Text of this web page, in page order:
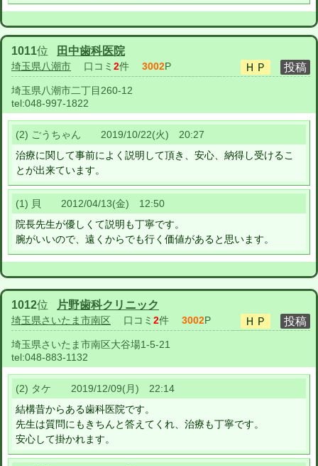
1011位 田中歯科医院
埼玉県八潮市 口コミ 2件 3002P
埼玉県八潮市二丁目260-12
tel:048-997-1822
(2) ごうちゃん 2019/10/22(火) 20:27
治療に関して事前によく説明して頂き、安心、納得し受けるこ
とが出来ています。
(1) 貝 2012/04/13(金) 12:50
院長先生が優しくて説明も丁寧です。
腕がいいので、遠くからでも行く価値があると思います。
1012位 片野歯科クリニック
埼玉県さいたま市南区 口コミ 2件 3002P
埼玉県さいたま市南区大谷場1-5-21
tel:048-883-1132
(2) タケ 2019/12/09(月) 22:14
結構昔からある歯科医院です。
先生は質問にもきちんと答えてくれ、治療も丁寧です。
安心して掛かれます。